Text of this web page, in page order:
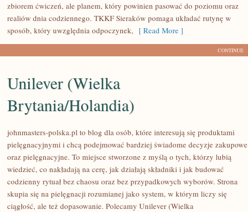
PROFILAKTYKA
zbiorem ćwiczeń, ale planem, który powinien pasować do poziomu oraz
realiów dnia codziennego. TKKF Sieraków pomaga układać rutynę w
sposób, który uwzględnia odpoczynek, [ Read More ]
CONTINUE
BRYTANIA/HOLANDIA)
Unilever (Wielka
Brytania/Holandia)
johnmasters-polska.pl to blog dla osób, które interesują się produktami
pielęgnacyjnymi i chcą podejmować bardziej świadome decyzje zakupowe
oraz pielęgnacyjne. To miejsce stworzone z myślą o tych, którzy lubią
wiedzieć, co nakładają na cerę, jak działają składniki i jak budować
codzienny rytuał bez chaosu oraz bez przypadkowych wyborów. Strona
skupia się na pielęgnacji rozumianej jako system, w którym liczy się
ciągłość, ale też dopasowanie. Polecamy Unilever (Wielka